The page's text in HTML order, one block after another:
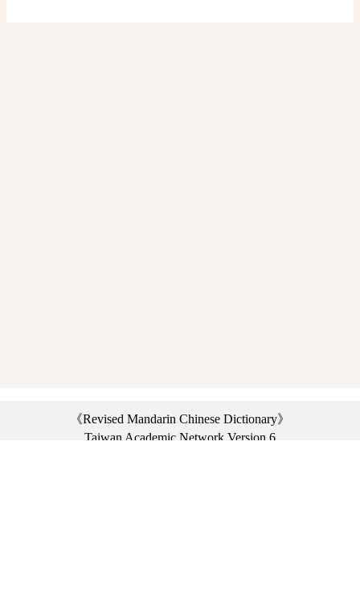
《Revised Mandarin Chinese Dictionary》
Taiwan Academic Network Version 6